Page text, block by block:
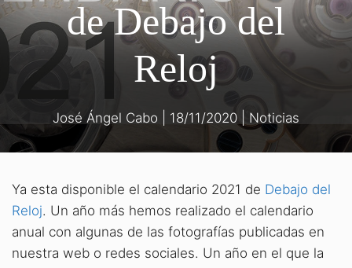
de Debajo del
Reloj
José Ángel Cabo 18/11/2020 Noticias
Ya esta disponible el calendario 2021 de Debajo del
Reloj. Un año más hemos realizado el calendario
anual con algunas de las fotografías publicadas en
nuestra web o redes sociales. Un año en el que la